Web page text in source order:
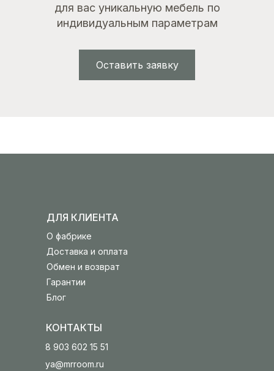
для вас уникальную мебель по
индивидуальным параметрам
Оставить заявку
Блог
Гарантии
Обмен и возврат
Доставка и оплата
О фабрике
ДЛЯ КЛИЕНТА
КОНТАКТЫ
8 903 602 15 51
ya@mrroom.ru